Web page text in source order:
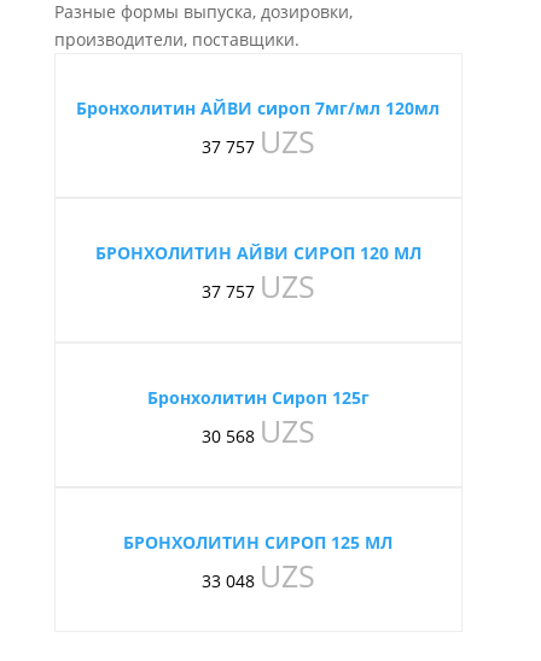
Разные формы выпуска, дозировки,
производители, поставщики.
Бронхолитин АЙВИ сироп 7мг/мл 120мл
37 757 UZS
БРОНХОЛИТИН АЙВИ СИРОП 120 МЛ
37 757 UZS
Бронхолитин Сироп 125г
30 568 UZS
БРОНХОЛИТИН СИРОП 125 МЛ
33 048 UZS